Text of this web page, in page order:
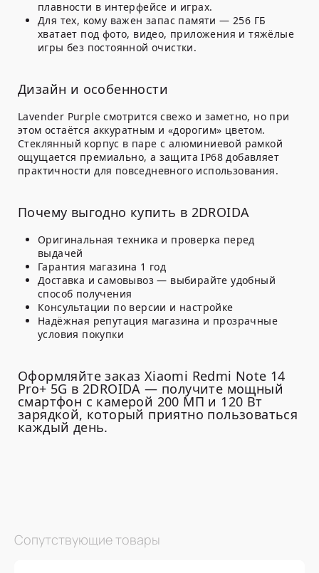
плавности в интерфейсе и играх.
Для тех, кому важен запас памяти — 256 ГБ
хватает под фото, видео, приложения и тяжёлые
игры без постоянной очистки.
Дизайн и особенности
Lavender Purple смотрится свежо и заметно, но при
этом остаётся аккуратным и «дорогим» цветом.
Стеклянный корпус в паре с алюминиевой рамкой
ощущается премиально, а защита IP68 добавляет
практичности для повседневного использования.
Почему выгодно купить в 2DROIDA
Оригинальная техника и проверка перед
выдачей
Гарантия магазина 1 год
Доставка и самовывоз — выбирайте удобный
способ получения
Консультации по версии и настройке
Надёжная репутация магазина и прозрачные
условия покупки
Оформляйте заказ Xiaomi Redmi Note 14
Pro+ 5G в 2DROIDA — получите мощный
смартфон с камерой 200 МП и 120 Вт
зарядкой, который приятно пользоваться
каждый день.
Сопутствующие товары